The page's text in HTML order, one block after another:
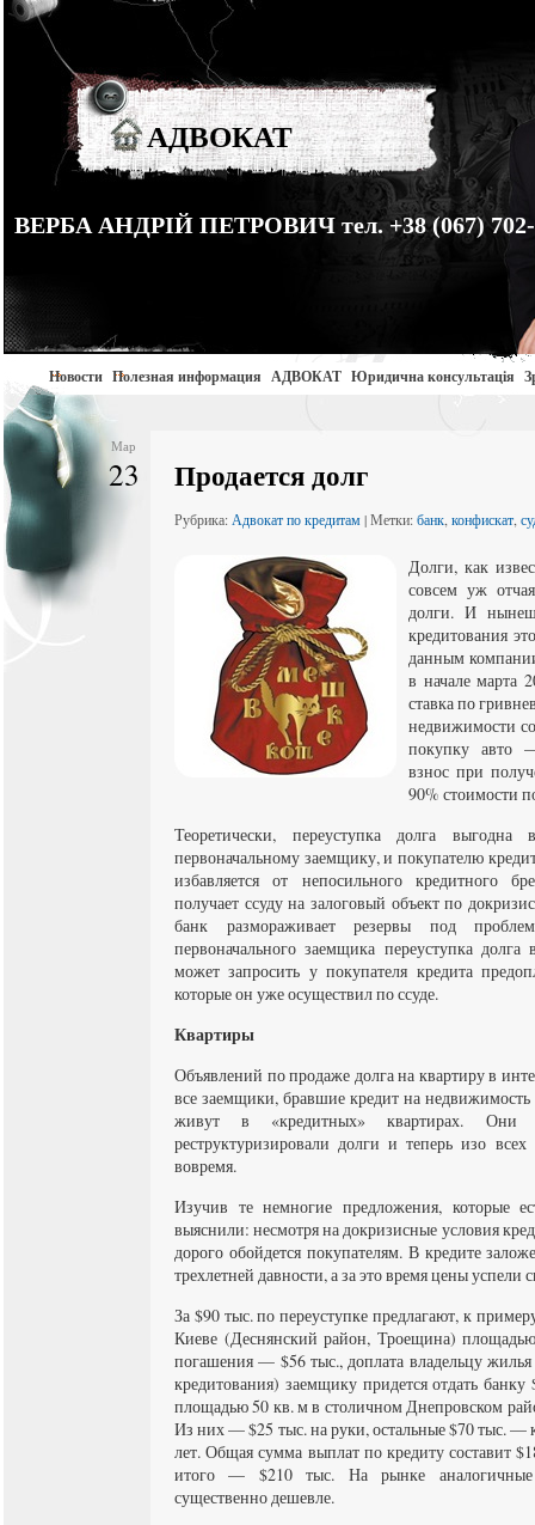
АДВОКАТ
ВЕРБА АНДРІЙ ПЕТРОВИЧ тел. +38 (067) 702-
Новости Полезная информация АДВОКАТ Юридична консультація
Мар
23 Продается долг
Рубрика: Адвокат по кредитам| Метки: банк конфискат
Долги, как
совсем уж
долги. И
кредитования
данным
в начале марта
ставка по
недвижимости
покупку авто
взнос при
90% стоимости
Теоретически, переуступка долга
первоначальному заемщику, и покупателю
избавляется от непосильного кредитного
получает ссуду на залоговый объект по
банк размораживает резервы под
первоначального заемщика переуступка
может запросить у покупателя кредита
которые он уже осуществил по ссуде.
Квартиры
Объявлений по продаже долга на квартиру в
все заемщики, бравшие кредит на недвижимость
живут в «кредитных» квартирах.
реструктуризировали долги и теперь изо
вовремя.
Изучив те немногие предложения, которые
выяснили: несмотря на докризисные условия
дорого обойдется покупателям. В кредите
трехлетней давности, а за это время цены успели
За $90 тыс. по переуступке предлагают, к
Киеве (Деснянский район, Троещина)
погашения — $56 тыс., доплата владельцу
кредитования) заемщику придется отдать
площадью 50 кв. м в столичном Днепровском
Из них — $25 тыс. на руки, остальные $70 тыс. —
лет. Общая сумма выплат по кредиту составит
итого — $210 тыс. На рынке
существенно дешевле.